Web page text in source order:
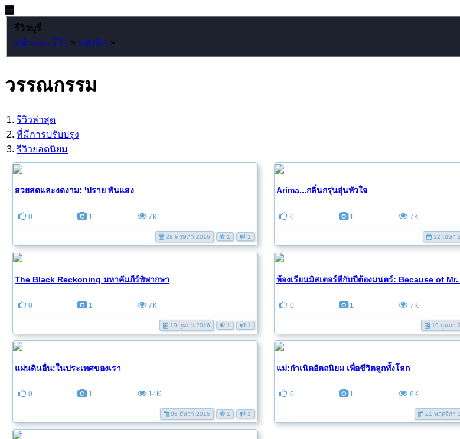
รีวิวบุรี
หน้าแรก รีวิว > หนังสือ >
วรรณกรรม
รีวิวล่าสุด
ที่มีการปรับปรุง
รีวิวยอดนิยม
สวยสดและงดงาม: 'ปราย พันแสง
0 1 7K
28 พฤษภา 2016 1 1
Arima...กลิ่นกรุ่นอุ่นหัวใจ
0 1 7K
12 เมษา
The Black Reckoning มหาคัมภีร์พิพากษา
0 1 7K
19 กุมภา 2016 1 1
ห้องเรียนมิสเตอร์ทีกับปีต้องมนตร์: Because of
0 1 7K
19 กุมภา
แผ่นดินอื่น:ในประเทศของเรา
0 1 14K
06 ธันวา 2015 1 1
แม่:กำเนิดอัตถนิยม เพื่อชีวิตลูกทั้งโลก
0 1 8K
21 พฤศจิกา